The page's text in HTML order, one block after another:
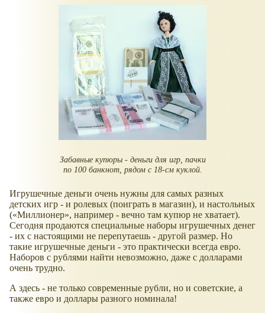
Забавные купюры - деньги для игр, пачки
по 100 банкнот, рядом с 18-см куклой.
Игрушечные деньги очень нужны для самых разных
детских игр - и ролевых (поиграть в магазин), и настольных
( Миллионер , например - вечно там купюр не хватает).
Сегодня продаются специальные наборы игрушечных денег
- их с настоящими не перепутаешь - другой размер. Но
такие игрушечные деньги - это практически всегда евро.
Наборов с рублями найти невозможно, даже с долларами
очень трудно.
А здесь - не только современные рубли, но и советские, а
также евро и доллары разного номинала!